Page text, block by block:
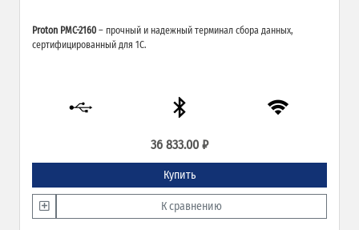
Proton PMC-2160 – прочный и надежный терминал сбора данных,
сертифицированный для 1С.
36 833.00 ₽
Купить
К сравнению